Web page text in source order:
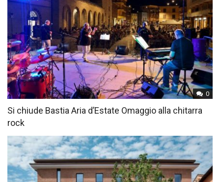
0
Si chiude Bastia Aria d’Estate Omaggio alla chitarra
rock